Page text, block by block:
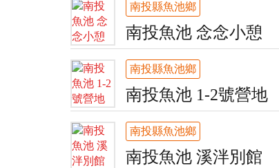
南投縣魚池鄉
南投魚池 念念小憩
南投縣魚池鄉
南投魚池 1-2號營地
南投縣魚池鄉
南投魚池 溪泮別館